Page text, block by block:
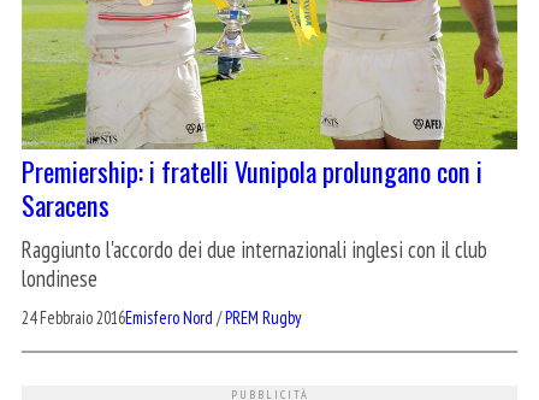
Premiership: i fratelli Vunipola prolungano con i
Saracens
Raggiunto l'accordo dei due internazionali inglesi con il club
londinese
24 Febbraio 2016Emisfero Nord /PREM Rugby